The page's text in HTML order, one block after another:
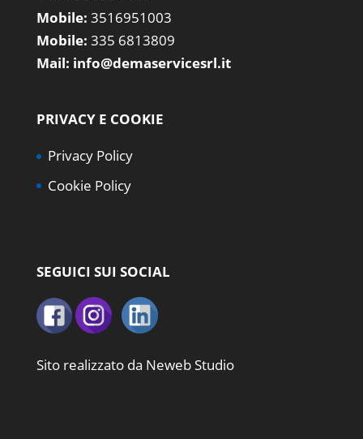
Mobile: 3516951003
Mobile: 335 6813809
Mail: info@demaservicesrl.it
PRIVACY E COOKIE
Privacy Policy
Cookie Policy
SEGUICI SUI SOCIAL
Sito realizzato da Neweb Studio